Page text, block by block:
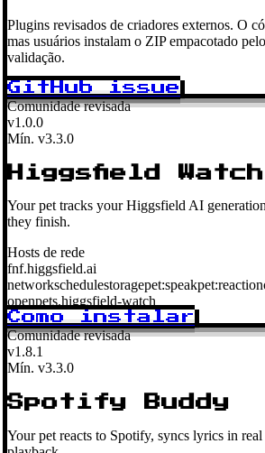
Plugins revisados de criadores externos. O
mas usuários instalam o ZIP empacotado
validação.
GitHub issue
Comunidade revisada
v1.0.0
Mín. v3.3.0
Higgsfield Watch
Your pet tracks your Higgsfield AI
they finish.
Hosts de rede
fnf.higgsfield.ai
networkschedulestoragepet:speakpet:reaction
openpets.higgsfield-watch
Como instalar
Comunidade revisada
v1.8.1
Mín. v3.3.0
Spotify Buddy
Your pet reacts to Spotify, syncs lyrics in